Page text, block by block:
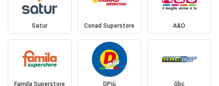
Satur Conad Superstore A&O
Famila Superstore DPiù Gbc